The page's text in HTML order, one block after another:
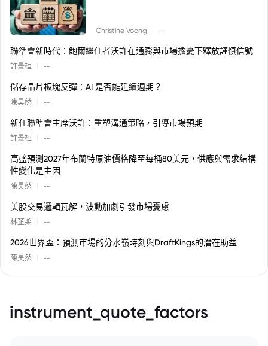
Christine Voong --
聯準會新時代：鮑爾繼任者沃許在通膨與市場擔憂下釋放謹慎信號
許景桓 --
儲存晶片板塊反彈：AI 是否能延續週期？
陳昊然 --
新任聯準會主席沃許：重塑溝通策略，引導市場預期
許景桓 --
高盛預測2027年布蘭特原油價格降至每桶80美元，供應與需求結構
性變化是主因
陳昊然 --
美股交易邏輯瓦解，波動加劇引發市場憂慮
林芷柔 --
2026世界盃：預測市場的分水嶺時刻與DraftKings的潛在助益
陳昊然 --
instrument_quote_factors